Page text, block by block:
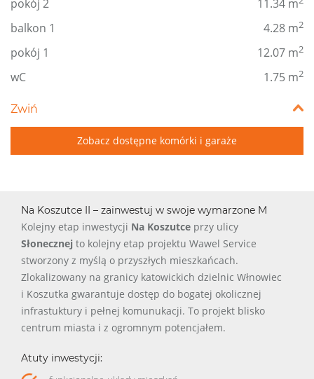
pokój 2 11.34 m
balkon 1 4.28 m2
pokój 1 12.07 m2
wC 1.75 m2
Zwiń
Zobacz dostępne komórki i garaże
Na Koszutce II – zainwestuj w swoje wymarzone M
Kolejny etap inwestycji Na Koszutce przy ulicy
Słonecznej to kolejny etap projektu Wawel Service
stworzony z myślą o przyszłych mieszkańcach.
Zlokalizowany na granicy katowickich dzielnic Włnowiec
i Koszutka gwarantuje dostęp do bogatej okolicznej
infrastuktury i pełnej komunukacji. To projekt blisko
centrum miasta i z ogromnym potencjałem.
Atuty inwestycji: